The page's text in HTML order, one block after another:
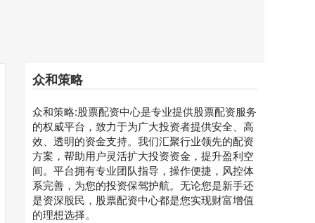
众和策略
众和策略:股票配资中心是专业提供股票配资服务
的权威平台，致力于为广大投资者提供安全、高
效、透明的资金支持。我们汇聚行业领先的配资
方案，帮助用户灵活扩大投资资金，提升盈利空
间。平台拥有专业团队指导，操作便捷，风控体
系完善，为您的投资保驾护航。无论您是新手还
是资深股民，股票配资中心都是您实现财富增值
的理想选择。